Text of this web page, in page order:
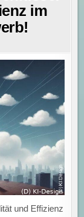
im
und Effizienz